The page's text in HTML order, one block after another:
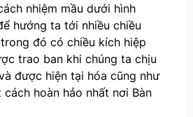
nhiệm mầu dưới hình
hướng ta tới nhiều chiều
đó có chiều kích hiệp
trao ban khi chúng ta chịu
được hiện tại hóa cũng như
hoàn hảo nhất nơi Bàn